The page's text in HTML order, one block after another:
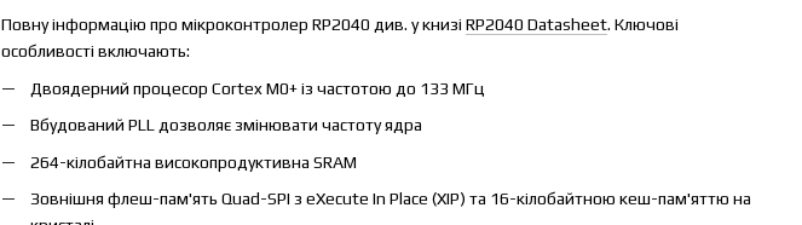
Повну інформацію про мікроконтролер RP2040 див. у книзі RP2040 Datasheet. Ключові
особливості включають:
Двоядерний процесор Cortex M0+ із частотою до 133 МГц
Вбудований PLL дозволяє змінювати частоту ядра
264-кілобайтна високопродуктивна SRAM
Зовнішня флеш-пам'ять Quad-SPI з eXecute In Place (XIP) та 16-кілобайтною кеш-пам'яттю на